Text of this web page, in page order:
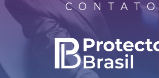
CONTATO